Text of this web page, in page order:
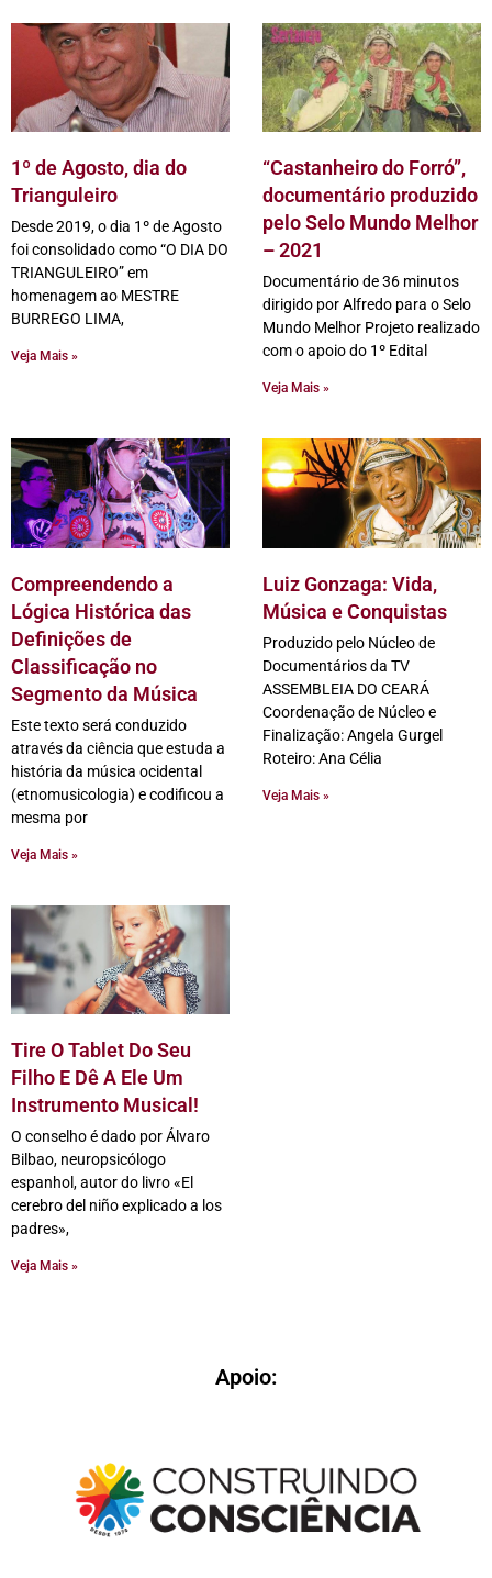
1º de Agosto, dia do
Trianguleiro
Desde 2019, o dia 1º de Agosto
foi consolidado como “O DIA DO
TRIANGULEIRO” em
homenagem ao MESTRE
BURREGO LIMA,
Veja Mais »
“Castanheiro do Forró”,
documentário produzido
pelo Selo Mundo Melhor
– 2021
Documentário de 36 minutos
dirigido por Alfredo para o Selo
Mundo Melhor Projeto realizado
com o apoio do 1º Edital
Veja Mais »
Compreendendo a
Lógica Histórica das
Definições de
Classificação no
Segmento da Música
Este texto será conduzido
através da ciência que estuda a
história da música ocidental
(etnomusicologia) e codificou a
mesma por
Veja Mais »
Luiz Gonzaga: Vida,
Música e Conquistas
Produzido pelo Núcleo de
Documentários da TV
ASSEMBLEIA DO CEARÁ
Coordenação de Núcleo e
Finalização: Angela Gurgel
Roteiro: Ana Célia
Veja Mais »
Tire O Tablet Do Seu
Filho E Dê A Ele Um
Instrumento Musical!
O conselho é dado por Álvaro
Bilbao, neuropsicólogo
espanhol, autor do livro «El
cerebro del niño explicado a los
padres»,
Veja Mais »
Apoio: